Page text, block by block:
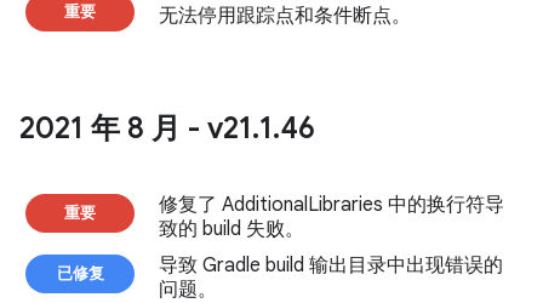
重要 无法停用跟踪点和条件断点。
2021 年 8 月 - v21.1.46
重要
修复了 AdditionalLibraries 中的换行符导
致的 build 失败。
已修复
导致 Gradle build 输出目录中出现错误的
问题。